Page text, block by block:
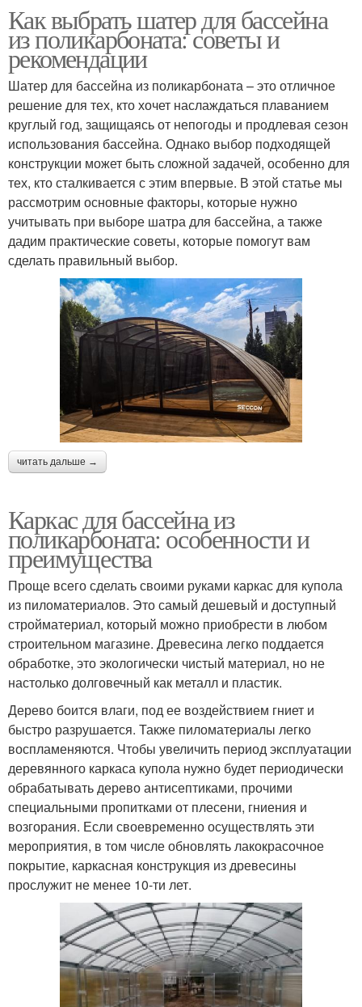
Как выбрать шатер для бассейна
из поликарбоната: советы и
рекомендации
Шатер для бассейна из поликарбоната – это отличное
решение для тех, кто хочет наслаждаться плаванием
круглый год, защищаясь от непогоды и продлевая сезон
использования бассейна. Однако выбор подходящей
конструкции может быть сложной задачей, особенно для
тех, кто сталкивается с этим впервые. В этой статье мы
рассмотрим основные факторы, которые нужно
учитывать при выборе шатра для бассейна, а также
дадим практические советы, которые помогут вам
сделать правильный выбор.
читать дальше →
Каркас для бассейна из
поликарбоната: особенности и
преимущества
Проще всего сделать своими руками каркас для купола
из пиломатериалов. Это самый дешевый и доступный
стройматериал, который можно приобрести в любом
строительном магазине. Древесина легко поддается
обработке, это экологически чистый материал, но не
настолько долговечный как металл и пластик.
Дерево боится влаги, под ее воздействием гниет и
быстро разрушается. Также пиломатериалы легко
воспламеняются. Чтобы увеличить период эксплуатации
деревянного каркаса купола нужно будет периодически
обрабатывать дерево антисептиками, прочими
специальными пропитками от плесени, гниения и
возгорания. Если своевременно осуществлять эти
мероприятия, в том числе обновлять лакокрасочное
покрытие, каркасная конструкция из древесины
прослужит не менее 10-ти лет.